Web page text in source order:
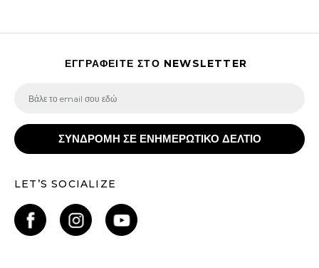
ΕΓΓΡΑΦΕΙΤΕ ΣΤΟ NEWSLETTER
ΣΥΝΔΡΟΜΗ ΣΕ ΕΝΗΜΕΡΩΤΙΚΟ ΔΕΛΤΙΟ
LET’S SOCIALIZE